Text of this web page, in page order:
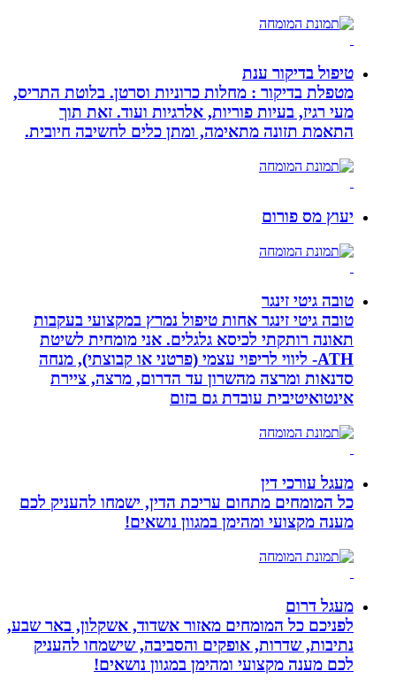
טיפול בדיקור ענת
מטפלת בדיקור : מחלות כרוניות וסרטן. בלוטת התריס,
מעי רגיז, בעיות פוריות, אלרגיות ועוד. זאת תוך
התאמת תזונה מתאימה, ומתן כלים לחשיבה חיובית.
יעוץ מס פורום
טובה גיטי זינגר
טובה גיטי זינגר אחות טיפול נמרץ במקצועי בעקבות
תאונה רותקתי לכיסא גלגלים. אני מומחית לשיטת
ATH- ליווי לריפוי עצמי (פרטני או קבוצתי), מנחה
סדנאות ומרצה מהשרון עד הדרום, מרצה, ציירת
אינטואיטיבית עובדת גם בזום
מעגל עורכי דין
כל המומחים מתחום עריכת הדין, ישמחו להעניק לכם
מענה מקצועי ומהימן במגוון נושאים!
מעגל דרום
לפניכם כל המומחים מאזור אשדוד, אשקלון, באר שבע,
נתיבות, שדרות, אופקים והסביבה, שישמחו להעניק
לכם מענה מקצועי ומהימן במגוון נושאים!